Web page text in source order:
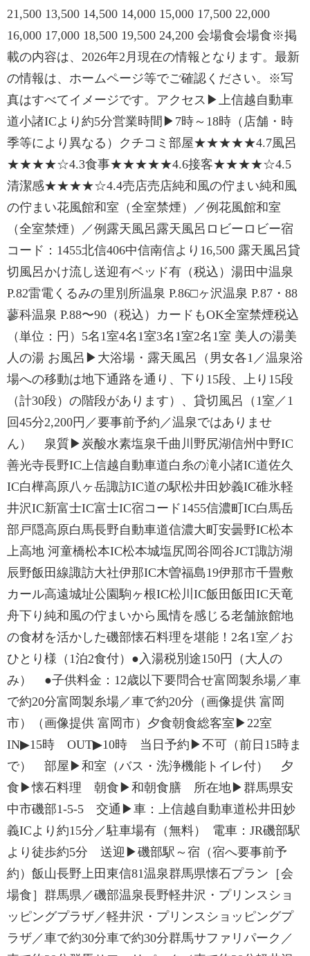
21,500 13,500 14,500 14,000 15,000 17,500 22,000
16,000 17,000 18,500 19,500 24,200 会場食会場食※掲
載の内容は、2026年2月現在の情報となります。最新
の情報は、ホームページ等でご確認ください。※写
真はすべてイメージです。アクセス▶上信越自動車
道小諸ICより約5分営業時間▶7時～18時（店舗・時
季等により異なる）クチコミ部屋★★★★★4.7風呂
★★★★☆4.3食事★★★★★4.6接客★★★★☆4.5
清潔感★★★★☆4.4売店売店純和風の佇まい純和風
の佇まい花風館和室（全室禁煙）／例花風館和室
（全室禁煙）／例露天風呂露天風呂ロビーロビー宿
コード：1455北信406中信南信より16,500 露天風呂貸
切風呂かけ流し送迎有ベッド有（税込）湯田中温泉
P.82雷電くるみの里別所温泉 P.86□ヶ沢温泉 P.87・88
蓼科温泉 P.88〜90（税込）カードもOK全室禁煙税込
（単位：円）5名1室4名1室3名1室2名1室 美人の湯美
人の湯 お風呂▶大浴場・露天風呂（男女各1／温泉浴
場への移動は地下通路を通り、下り15段、上り15段
（計30段）の階段があります）、貸切風呂（1室／1
回45分2,200円／要事前予約／温泉ではありませ
ん） 泉質▶炭酸水素塩泉千曲川野尻湖信州中野IC
善光寺長野IC上信越自動車道白糸の滝小諸IC道佐久
IC白樺高原八ヶ岳諏訪IC道の駅松井田妙義IC碓氷軽
井沢IC新富士IC富士IC宿コード1455信濃町IC白馬岳
部戸隠高原白馬長野自動車道信濃大町安曇野IC松本
上高地 河童橋松本IC松本城塩尻岡谷岡谷JCT諏訪湖
辰野飯田線諏訪大社伊那IC木曽福島19伊那市千畳敷
カール高遠城址公園駒ヶ根IC松川IC飯田飯田IC天竜
舟下り純和風の佇まいから風情を感じる老舗旅館地
の食材を活かした磯部懐石料理を堪能！2名1室／お
ひとり様（1泊2食付）●入湯税別途150円（大人の
み） ●子供料金：12歳以下要問合せ富岡製糸場／車
で約20分富岡製糸場／車で約20分（画像提供 富岡
市）（画像提供 富岡市）夕食朝食総客室▶22室
IN▶15時 OUT▶10時 当日予約▶不可（前日15時ま
で） 部屋▶和室（バス・洗浄機能トイレ付） 夕
食▶懐石料理 朝食▶和朝食膳 所在地▶群馬県安
中市磯部1-5-5 交通▶車：上信越自動車道松井田妙
義ICより約15分／駐車場有（無料） 電車：JR磯部駅
より徒歩約5分 送迎▶磯部駅～宿（宿へ要事前予
約）飯山長野上田東信81温泉群馬県懐石プラン［会
場食］群馬県／磯部温泉長野軽井沢・プリンスショ
ッピングプラザ／軽井沢・プリンスショッピングプ
ラザ／車で約30分車で約30分群馬サファリパーク／